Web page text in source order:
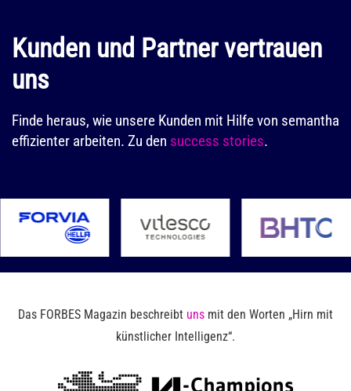
Kunden und Partner vertrauen
uns
Finde heraus, wie unsere Kunden mit Hilfe von semantha
effizienter arbeiten. Zu den success stories.
Das FORBES Magazin beschreibt uns mit den Worten „Hirn mit
künstlicher Intelligenz“.